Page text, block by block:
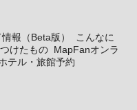
報（Beta版）
こんなに
けたもの MapFanオンラ
テル・旅館予約